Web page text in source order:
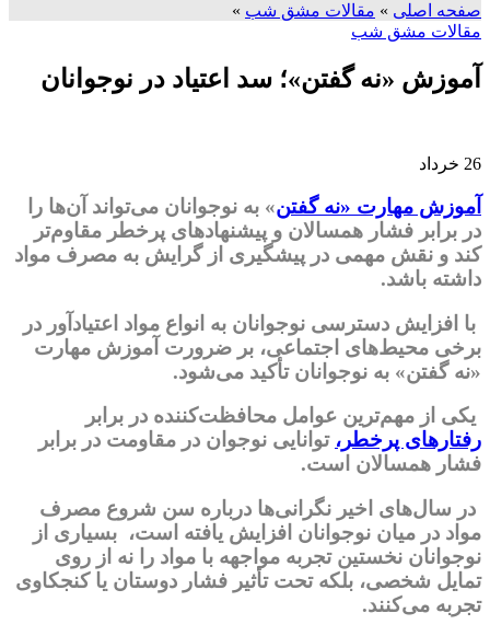
صفحه اصلی » مقالات مشق شب »
مقالات مشق شب
آموزش «نه گفتن»؛ سد اعتیاد در نوجوانان
26 خرداد
آموزش مهارت «نه گفتن» به نوجوانان می‌تواند آن‌ها را
در برابر فشار همسالان و پیشنهادهای پرخطر مقاوم‌تر
کند و نقش مهمی در پیشگیری از گرایش به مصرف مواد
داشته باشد.
با افزایش دسترسی نوجوانان به انواع مواد اعتیادآور در
برخی محیط‌های اجتماعی، بر ضرورت آموزش مهارت
«نه گفتن» به نوجوانان تأکید می‌شود.
یکی از مهم‌ترین عوامل محافظت‌کننده در برابر
رفتارهای پرخطر، توانایی نوجوان در مقاومت در برابر
فشار همسالان است.
در سال‌های اخیر نگرانی‌ها درباره سن شروع مصرف
مواد در میان نوجوانان افزایش یافته است، بسیاری از
نوجوانان نخستین تجربه مواجهه با مواد را نه از روی
تمایل شخصی، بلکه تحت تأثیر فشار دوستان یا کنجکاوی
تجربه می‌کنند.